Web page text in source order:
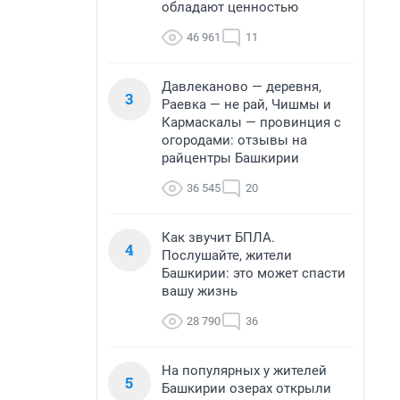
обладают ценностью
46 961 11
3
Давлеканово — деревня,
Раевка — не рай, Чишмы и
Кармаскалы — провинция с
огородами: отзывы на
райцентры Башкирии
36 545 20
4
Как звучит БПЛА.
Послушайте, жители
Башкирии: это может спасти
вашу жизнь
28 790 36
5
На популярных у жителей
Башкирии озерах открыли